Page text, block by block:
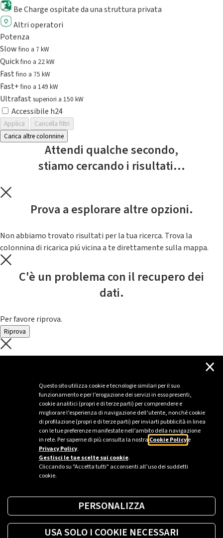
Questo sito utilizza cookie e tecnologie similari per il suo
funzionamento e per l’erogazione dei servizi in esso presenti,
cookie analitici (propri e di terze parti) per comprendere e
migliorare l’esperienza di navigazione dell’utente, nonché cookie
di profilazione (propri e di terze parti) per inviarti pubblicità in linea
con le tue preferenze manifestate nell’ambito della navigazione
in rete. Per saperne di più consulta la nostra Cookie Policye
Privacy Policy.
Gestisci le tue scelte sui cookie.
Cliccando su "Accetta tutti" acconsenti all’uso dei suddetti
cookie.
×
PERSONALIZZA
USA SOLO I COOKIE NECESSARI
Be Charge ospitate da una struttura privata
Altri operatori
Potenza
Slowfino a 7 kW
Quickfino a 22 kW
Fastfino a 75 kW
Fast+fino a 149 kW
Ultrafast superiori a 150 kW
Accessibile h24
Applica
Cancella filtri
Carica altre colonnine
Attendi qualche secondo,
stiamo cercando i risultati...
Prova a esplorare altre opzioni.
Non abbiamo trovato risultati per la tua ricerca. Trova la
colonnina di ricarica piú vicina a te direttamente sulla mappa.
C'è un problema con il recupero dei
dati.
Per favore riprova.
Riprova
C'è un problema con il recupero dei
Per favore riprova piú tardi
Sei un’azienda o una PA?
Trova la soluzione più giusta per te.
Richiedi una colonnina